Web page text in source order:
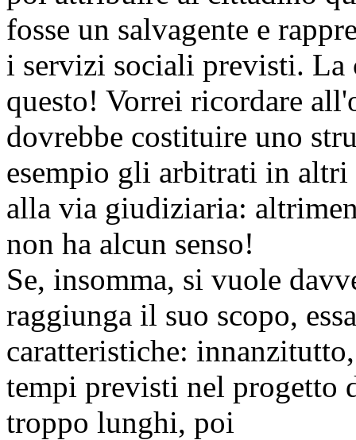
fosse un salvagente e
i servizi sociali previsti. La
questo! Vorrei ricordare
dovrebbe costituire uno
esempio gli arbitrati in
alla via giudiziaria:
non ha alcun senso!
Se, insomma, si vuole
raggiunga il suo scopo,
caratteristiche:
tempi previsti nel progetto
troppo lunghi, poi